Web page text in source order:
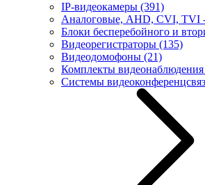
IP-видеокамеры (391)
Аналоговые, AHD, CVI, TVI
Блоки бесперебойного и
Видеорегистраторы (135)
Видеодомофоны (21)
Комплекты видеонаблюдения
Системы